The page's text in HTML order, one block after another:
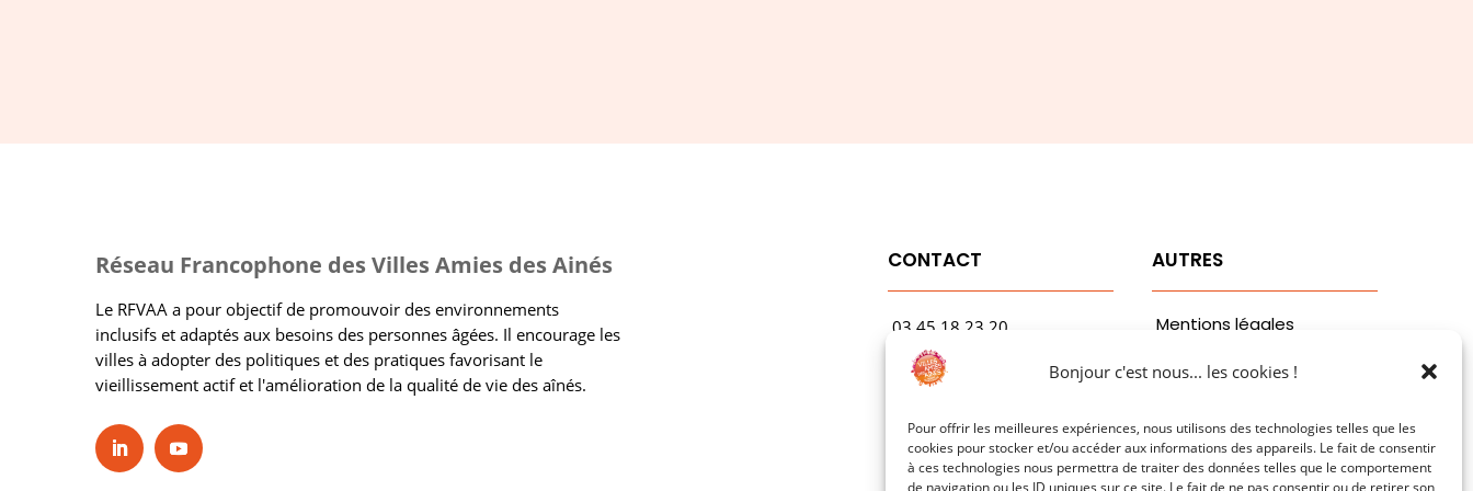
Bonjour c'est nous... les cookies !
Pour offrir les meilleures expériences, nous utilisons des technologies telles que les
cookies pour stocker et/ou accéder aux informations des appareils. Le fait de consentir
à ces technologies nous permettra de traiter des données telles que le comportement
de navigation ou les ID uniques sur ce site. Le fait de ne pas consentir ou de retirer son
Réseau Francophone des Villes Amies des Ainés
Le RFVAA a pour objectif de promouvoir des environnements
inclusifs et adaptés aux besoins des personnes âgées. Il encourage les
villes à adopter des politiques et des pratiques favorisant le
vieillissement actif et l'amélioration de la qualité de vie des aînés.
CONTACT
03.45.18.23.20
contact@rfvaa.com
1 Avenue Garibaldi
AUTRES
Mentions légales
Politiques de